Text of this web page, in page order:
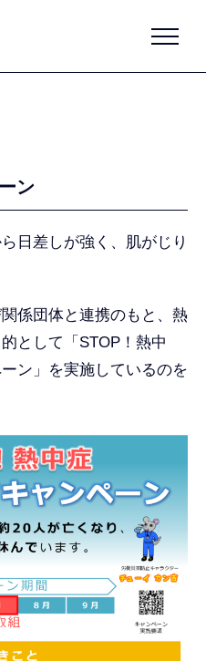
ン
日差しが強く、肌がじり
係団体と連携のもと、熱
として「STOP！熱中
ン」を実施しているのを